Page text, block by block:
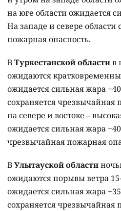
на юге области ожидается
На западе и севере области
пожарная опасность.
ВТуркестанской областив
ожидаются
ожидается сильная жара
сохраняется чрезвычайная
на севере и востоке –
ожидается сильная жара
чрезвычайная пожарная
ВУлытауской области
ожидаются порывы ветра
ожидается сильная жара
сохраняется чрезвычайная